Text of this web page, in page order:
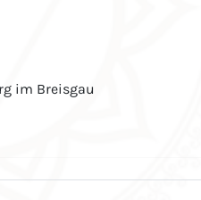
im Breisgau